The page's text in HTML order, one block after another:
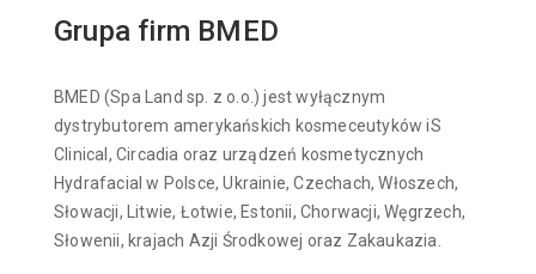
Grupa firm BMED
BMED (Spa Land sp. z o.o.) jest wyłącznym
dystrybutorem amerykańskich kosmeceutyków iS
Clinical, Circadia oraz urządzeń kosmetycznych
Hydrafacial w Polsce, Ukrainie, Czechach, Włoszech,
Słowacji, Litwie, Łotwie, Estonii, Chorwacji, Węgrzech,
Słowenii, krajach Azji Środkowej oraz Zakaukazia.